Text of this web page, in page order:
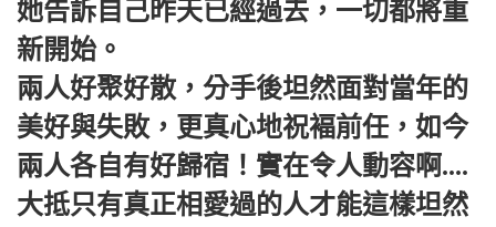
她告訴自己昨天已經過去，一切都將重
新開始。
兩人好聚好散，分手後坦然面對當年的
美好與失敗，更真心地祝褔前任，如今
兩人各自有好歸宿！實在令人動容啊....
大抵只有真正相愛過的人才能這樣坦然